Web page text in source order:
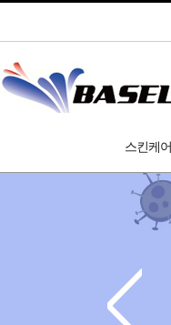
스킨케어
<